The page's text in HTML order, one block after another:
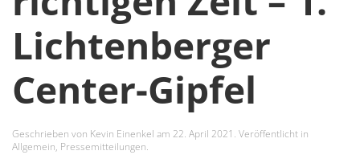
Lichtenberger
Center-Gipfel
Geschrieben von Kevin Einenkel am 22. April 2021 . Veröffentlicht in
Allgemein, Pressemitteilungen.